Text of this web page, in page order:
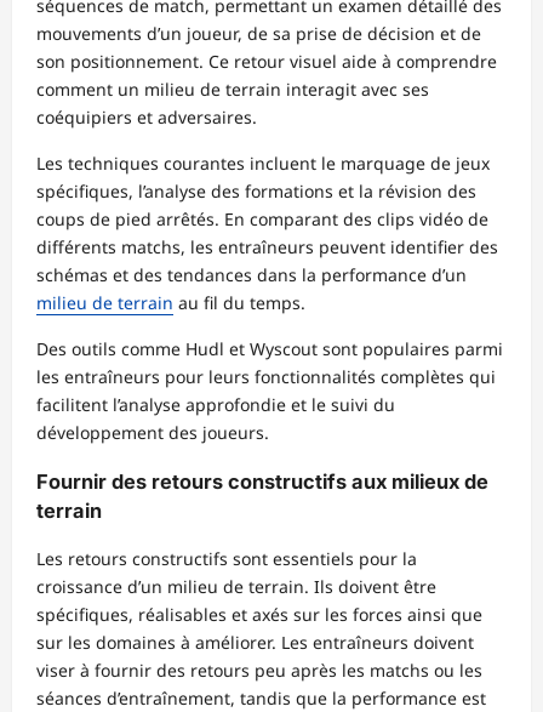
séquences de match, permettant un examen détaillé des
mouvements d’un joueur, de sa prise de décision et de
son positionnement. Ce retour visuel aide à comprendre
comment un milieu de terrain interagit avec ses
coéquipiers et adversaires.
Les techniques courantes incluent le marquage de jeux
spécifiques, l’analyse des formations et la révision des
coups de pied arrêtés. En comparant des clips vidéo de
différents matchs, les entraîneurs peuvent identifier des
schémas et des tendances dans la performance d’un
milieu de terrain au fil du temps.
Des outils comme Hudl et Wyscout sont populaires parmi
les entraîneurs pour leurs fonctionnalités complètes qui
facilitent l’analyse approfondie et le suivi du
développement des joueurs.
Fournir des retours constructifs aux milieux de
terrain
Les retours constructifs sont essentiels pour la
croissance d’un milieu de terrain. Ils doivent être
spécifiques, réalisables et axés sur les forces ainsi que
sur les domaines à améliorer. Les entraîneurs doivent
viser à fournir des retours peu après les matchs ou les
séances d’entraînement, tandis que la performance est